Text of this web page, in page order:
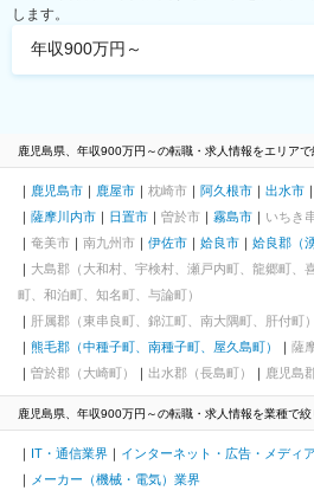
します。
年収900万円～
鹿児島県、年収900万円～の転職・求人情報をエリア
鹿児島市 鹿屋市 枕崎市 阿久根市 出水市
薩摩川内市
日置市 曽於市 霧島市 いちき
奄美市
南九州市 伊佐市 姶良市
姶良郡（
大島郡（大和村、宇検村、瀬戸内町、龍郷町、
町、和泊町、知名町、与論町）
肝属郡（東串良町、錦江町、南大隅町、肝付町）
熊毛郡（中種子町、南種子町、屋久島町）
薩
曽於郡（大崎町）
出水郡（長島町） 鹿児島
鹿児島県、年収900万円～の転職・求人情報を業種で絞
IT・通信業界
インターネット・広告・メディ
メーカー（機械・電気）業界